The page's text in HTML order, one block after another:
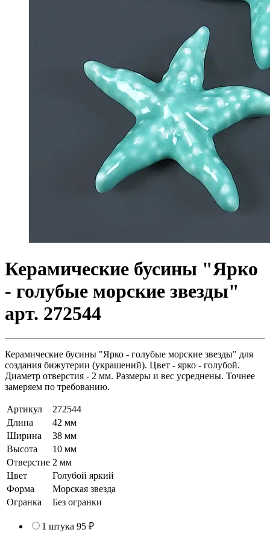
Керамические бусины "Ярко
- голубые морские звезды"
арт. 272544
Керамические бусины "Ярко - голубые морские звезды" для
создания бижутерии (украшений). Цвет - ярко - голубой.
Диаметр отверстия - 2 мм. Размеры и вес усреднены. Точнее
замеряем по требованию.
Артикул
272544
Длина
42 мм
Ширина
38 мм
Высота
10 мм
Отверстие 2 мм
Цвет
Голубой яркий
Форма
Морская звезда
Огранка
Без огранки
1 штука 95 ₽